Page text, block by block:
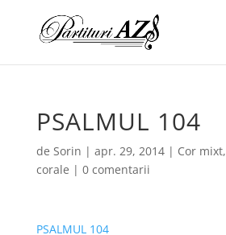
PSALMUL 104
de Sorin | apr. 29, 2014| Cor mixt,
corale | 0 comentarii
PSALMUL 104